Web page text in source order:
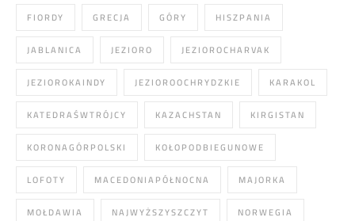
FIORDY GRECJA GÓRY HISZPANIA
JABLANICA JEZIORO JEZIOROCHARVAK
JEZIOROKAINDY JEZIOROOCHRYDZKIE KARAKOL
KATEDRAŚWTRÓJCY KAZACHSTAN KIRGISTAN
KORONAGÓRPOLSKI KOŁOPODBIEGUNOWE
LOFOTY MACEDONIAPÓŁNOCNA MAJORKA
MOŁDAWIA NAJWYŻSZYSZCZYT NORWEGIA